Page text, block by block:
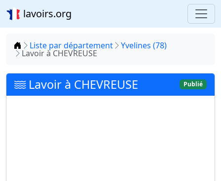
lavoirs.org
Accueil
Liste par département Yvelines (78)
Lavoir à CHEVREUSE
Lavoir à CHEVREUSE Publié